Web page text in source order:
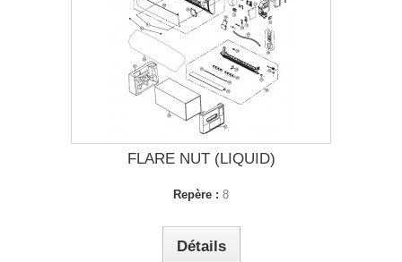
FLARE NUT (LIQUID)
Repère : 8
Détails